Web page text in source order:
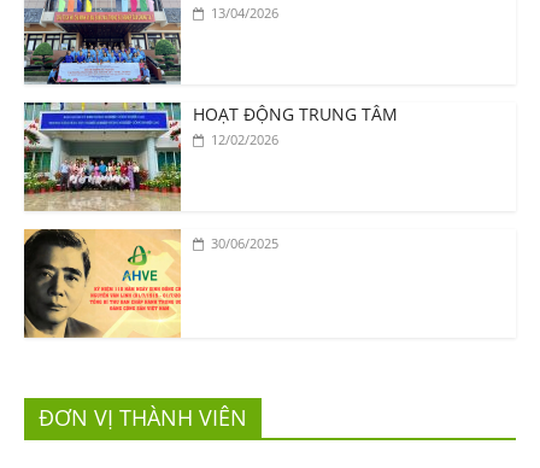
13/04/2026
HOẠT ĐỘNG TRUNG TÂM
12/02/2026
30/06/2025
ĐƠN VỊ THÀNH VIÊN